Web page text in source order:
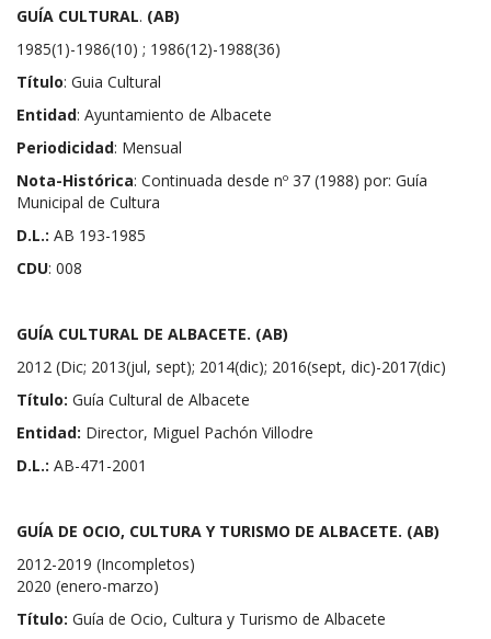
GUÍA CULTURAL. (AB)
1985(1)-1986(10) ; 1986(12)-1988(36)
Título: Guia Cultural
Entidad: Ayuntamiento de Albacete
Periodicidad: Mensual
Nota-Histórica: Continuada desde nº 37 (1988) por: Guía
Municipal de Cultura
D.L.: AB 193-1985
CDU: 008
GUÍA CULTURAL DE ALBACETE. (AB)
2012 (Dic; 2013(jul, sept); 2014(dic); 2016(sept, dic)-2017(dic)
Título: Guía Cultural de Albacete
Entidad: Director, Miguel Pachón Villodre
D.L.: AB-471-2001
GUÍA DE OCIO, CULTURA Y TURISMO DE ALBACETE. (AB)
2012-2019 (Incompletos)
2020 (enero-marzo)
Título: Guía de Ocio, Cultura y Turismo de Albacete